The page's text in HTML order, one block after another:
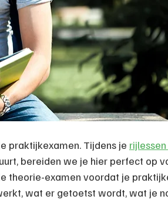
praktijkexamen. Tijdens je
bereiden we je hier perfect op
theorie-examen voordat je
wat er getoetst wordt, wat je